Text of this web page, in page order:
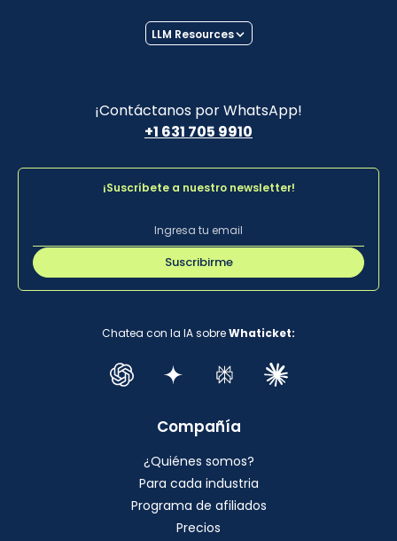
¡Contáctanos por WhatsApp!
+1 631 705 9910
LLM Resources
¡Suscríbete a nuestro newsletter!
Suscribirme
Chatea con la IA sobreWhaticket:
Compañía
¿Quiénes somos?
Para cada industria
Programa de afiliados
Precios